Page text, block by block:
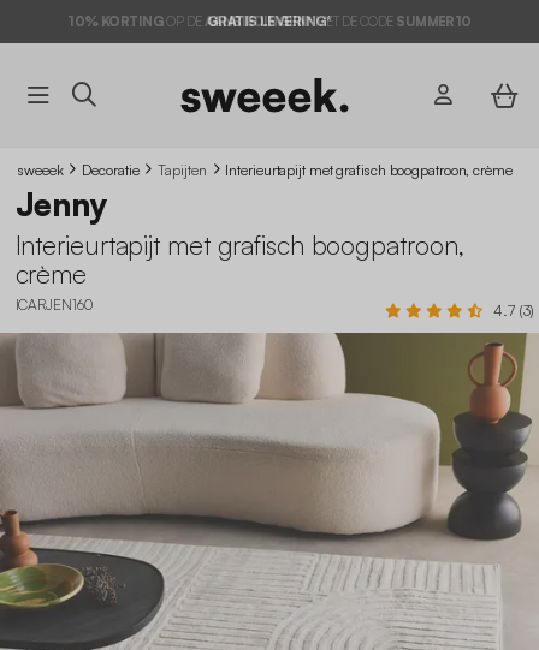
10% KORTINGOP DEAANBIEDINGEN*MET DE CODE SUMMER10
GRATIS LEVERING*
sweeek Decoratie Tapijten Interieurtapijt met grafisch boogpatroon, crème
Jenny
Interieurtapijt met grafisch boogpatroon,
crème
ICARJEN160 4.7 (3)